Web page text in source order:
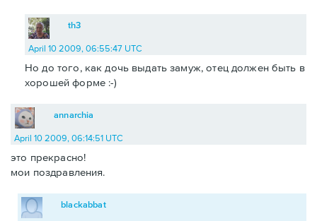
th3
April 10 2009, 06:55:47 UTC
Но до того, как дочь выдать замуж, отец должен быть в
хорошей форме :-)
annarchia
April 10 2009, 06:14:51 UTC
это прекрасно!
мои поздравления.
blackabbat